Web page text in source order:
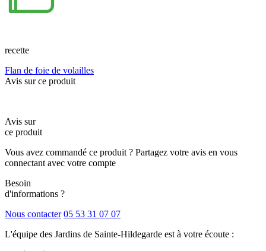
recette
Flan de foie de volailles
Avis sur ce produit
Avis sur
ce produit
Vous avez commandé ce produit ? Partagez votre avis en vous
connectant avec votre compte
Besoin
d'informations ?
Nous contacter 05 53 31 07 07
L'équipe des Jardins de Sainte-Hildegarde est à votre écoute :